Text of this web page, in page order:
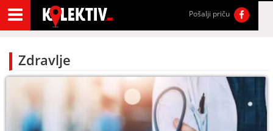
Pošalji priču
Zdravlje